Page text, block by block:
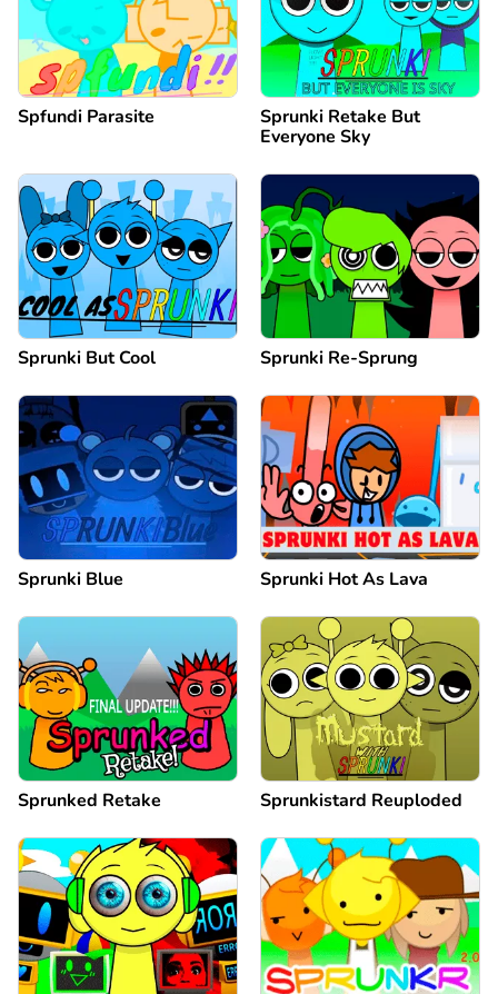
Spfundi Parasite
Sprunki Retake But
Everyone Sky
Sprunki But Cool Sprunki Re-Sprung
Sprunki Blue Sprunki Hot As Lava
Sprunked Retake Sprunkistard Reuploded